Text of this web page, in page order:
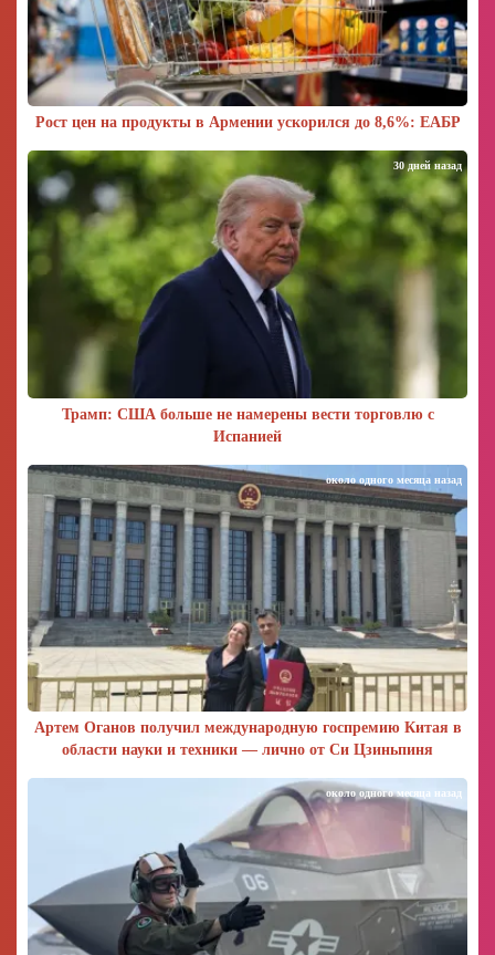
Рост цен на продукты в Армении ускорился до 8,6%: ЕАБР
Трамп: США больше не намерены вести торговлю с
Испанией
30 дней назад
Артем Оганов получил международную госпремию Китая в
области науки и техники — лично от Си Цзиньпиня
около одного месяца назад
около одного месяца назад